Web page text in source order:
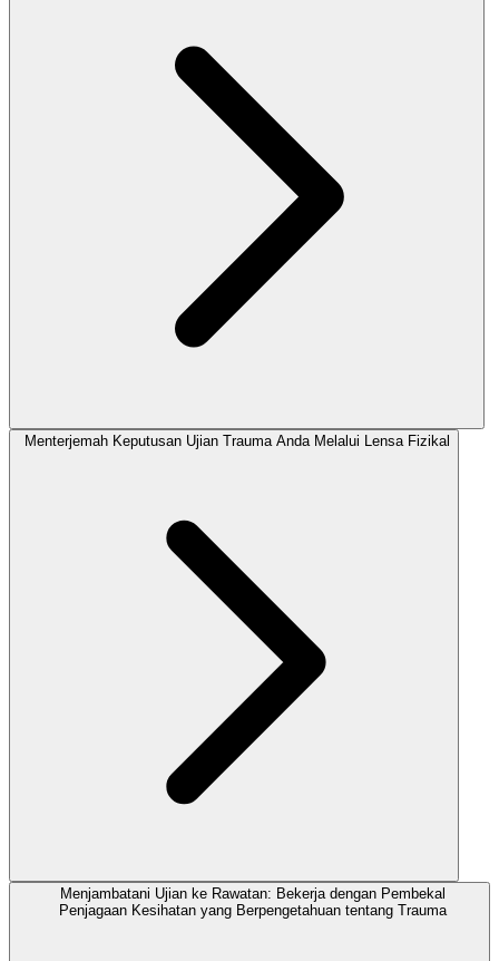
Menterjemah Keputusan Ujian Trauma Anda Melalui Lensa Fizikal
Menjambatani Ujian ke Rawatan: Bekerja dengan Pembekal
Penjagaan Kesihatan yang Berpengetahuan tentang Trauma